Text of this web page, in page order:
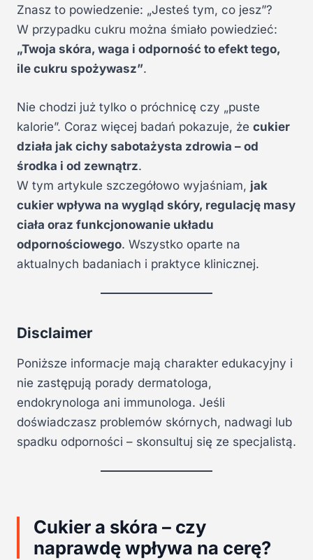
Znasz to powiedzenie: „Jesteś tym, co jesz”?
W przypadku cukru można śmiało powiedzieć:
„Twoja skóra, waga i odporność to efekt tego,
ile cukru spożywasz”.
Nie chodzi już tylko o próchnicę czy „puste
kalorie”. Coraz więcej badań pokazuje, że cukier
działa jak cichy sabotażysta zdrowia – od
środka i od zewnątrz.
W tym artykule szczegółowo wyjaśniam, jak
cukier wpływa na wygląd skóry, regulację masy
ciała oraz funkcjonowanie układu
odpornościowego. Wszystko oparte na
aktualnych badaniach i praktyce klinicznej.
Disclaimer
Poniższe informacje mają charakter edukacyjny i
nie zastępują porady dermatologa,
endokrynologa ani immunologa. Jeśli
doświadczasz problemów skórnych, nadwagi lub
spadku odporności – skonsultuj się ze specjalistą.
Cukier a skóra – czy
naprawdę wpływa na cerę?